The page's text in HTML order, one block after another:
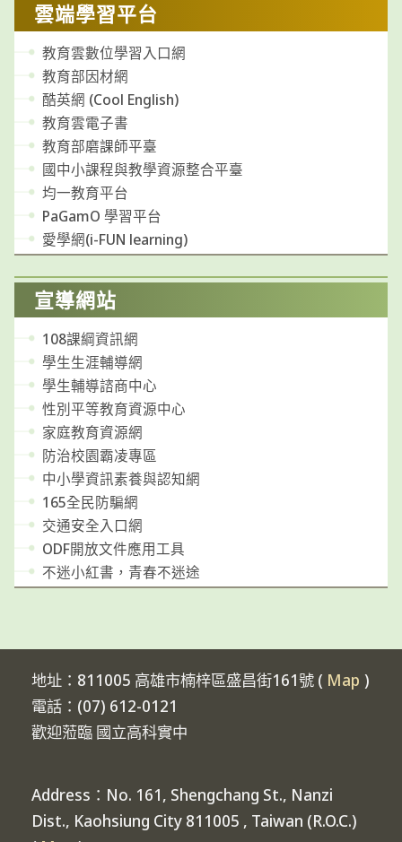
雲端學習平台
教育雲數位學習入口網
教育部因材網
酷英網 (Cool English)
教育雲電子書
教育部磨課師平臺
國中小課程與教學資源整合平臺
均一教育平台
PaGamO 學習平台
愛學網(i-FUN learning)
宣導網站
108課綱資訊網
學生生涯輔導網
學生輔導諮商中心
性別平等教育資源中心
家庭教育資源網
防治校園霸凌專區
中小學資訊素養與認知網
165全民防騙網
交通安全入口網
ODF開放文件應用工具
不迷小紅書，青春不迷途
地址：811005 高雄市楠梓區盛昌街161號 ( Map )
電話：(07) 612-0121
歡迎蒞臨 國立高科實中
Address：No. 161, Shengchang St., Nanzi
Dist., Kaohsiung City 811005 , Taiwan (R.O.C.)